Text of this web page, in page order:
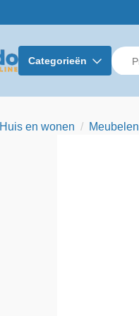
Categorieën
Huis en wonen Meubelen